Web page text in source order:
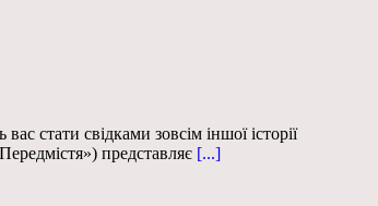
стати свідками зовсім іншої історії
представляє [...]